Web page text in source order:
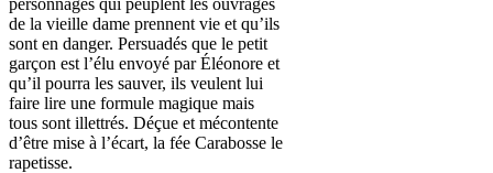
de la vieille dame prennent vie et qu’ils
sont en danger. Persuadés que le petit
garçon est l’élu envoyé par Éléonore et
qu’il pourra les sauver, ils veulent lui
faire lire une formule magique mais
tous sont illettrés. Déçue et mécontente
d’être mise à l’écart, la fée Carabosse le
rapetisse.